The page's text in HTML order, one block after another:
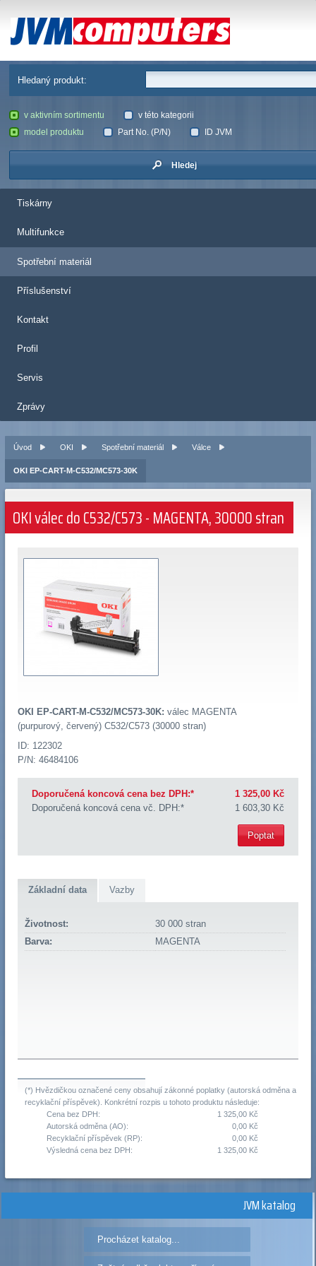
JVM Computers
Hledaný produkt:
v aktivním sortimentu
v této kategorii
model produktu
Part No. (P/N) ID JVM
Hledej
Tiskárny
Multifunkce
Spotřební materiál
Příslušenství
Kontakt
Profil
Servis
Zprávy
Úvod OKI Spotřební materiál Válce
OKI EP-CART-M-C532/MC573-30K
OKI válec do C532/C573 - MAGENTA, 30000 stran
OKI EP-CART-M-C532/MC573-30K: válec MAGENTA
(purpurový, červený) C532/C573 (30000 stran)
ID: 122302
P/N: 46484106
Doporučená koncová cena bez DPH:*
1 325,00 Kč
Doporučená koncová cena vč. DPH:*
1 603,30 Kč
Poptat
Základní data Vazby
Životnost:
30 000 stran
Barva:
MAGENTA
(*) Hvězdičkou označené ceny obsahují zákonné poplatky (autorská odměna a
recyklační příspěvek). Konkrétní rozpis u tohoto produktu následuje:
Cena bez DPH:
1 325,00 Kč
Autorská odměna (AO):
0,00 Kč
Recyklační příspěvek (RP):
0,00 Kč
Výsledná cena bez DPH:
1 325,00 Kč
JVM katalog
Procházet katalog...